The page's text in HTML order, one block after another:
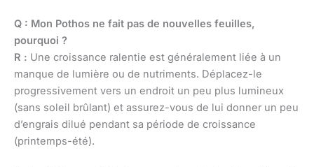
Q : Mon Pothos ne fait pas de nouvelles feuilles,
pourquoi ?
R : Une croissance ralentie est généralement liée à un
manque de lumière ou de nutriments. Déplacez-le
progressivement vers un endroit un peu plus lumineux
(sans soleil brûlant) et assurez-vous de lui donner un peu
d’engrais dilué pendant sa période de croissance
(printemps-été).